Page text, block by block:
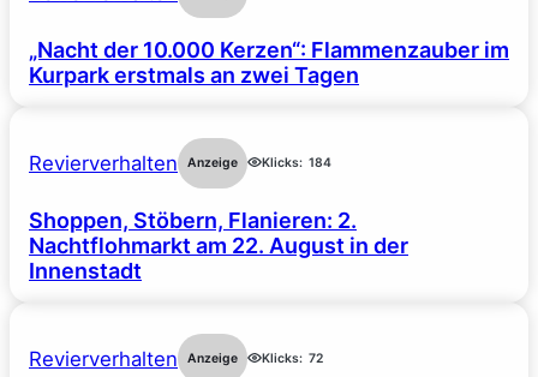
„Nacht der 10.000 Kerzen“: Flammenzauber im
Kurpark erstmals an zwei Tagen
Revierverhalten Anzeige Klicks: 184
Shoppen, Stöbern, Flanieren: 2.
Nachtflohmarkt am 22. August in der
Innenstadt
Revierverhalten Anzeige Klicks: 72